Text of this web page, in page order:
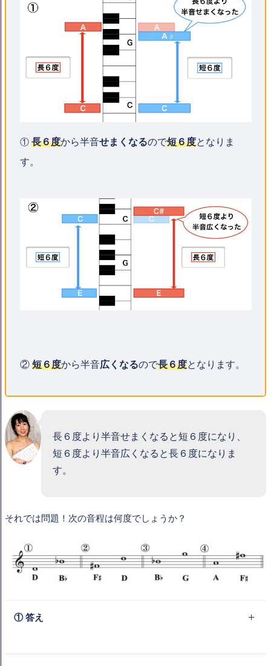
① 長６度から半音せまくなるので短６度となりま
す。
② 短６度から半音広くなるので長６度となります。
長６度より半音せまくなると短６度になり、
短６度より半音広くなると長６度になりま
す。
それでは問題！次の音程は何度でしょうか？
① 答え